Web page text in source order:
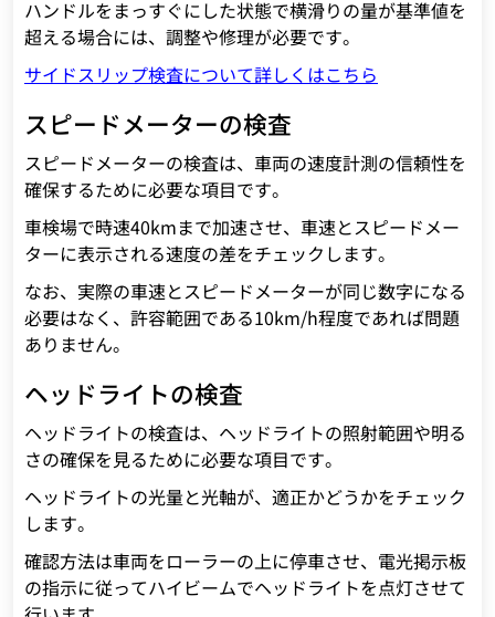
ハンドルをまっすぐにした状態で横滑りの量が基準値を
超える場合には、調整や修理が必要です。
サイドスリップ検査について詳しくはこちら
スピードメーターの検査
スピードメーターの検査は、車両の速度計測の信頼性を
確保するために必要な項目です。
車検場で時速40kmまで加速させ、車速とスピードメー
ターに表示される速度の差をチェックします。
なお、実際の車速とスピードメーターが同じ数字になる
必要はなく、許容範囲である10km/h程度であれば問題
ありません。
ヘッドライトの検査
ヘッドライトの検査は、ヘッドライトの照射範囲や明る
さの確保を見るために必要な項目です。
ヘッドライトの光量と光軸が、適正かどうかをチェック
します。
確認方法は車両をローラーの上に停車させ、電光掲示板
の指示に従ってハイビームでヘッドライトを点灯させて